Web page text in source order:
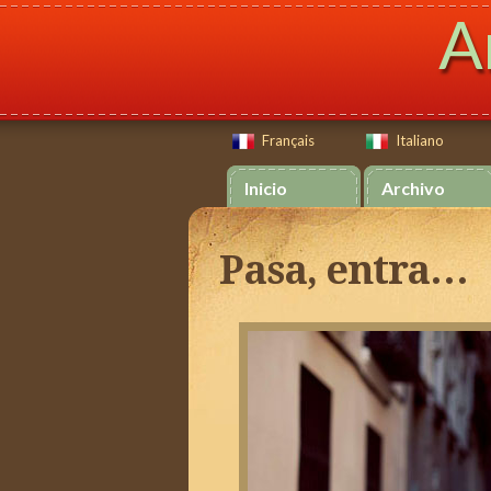
Français Italiano
Inicio Archivo
Français Italiano
Pasa, entra…